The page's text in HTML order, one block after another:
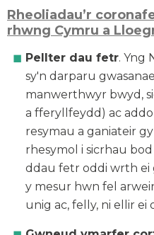
Rheoliadau’r
rhwng Cymru a
Pellter dau fetr. Yng
sy'n darparu
manwerthwyr bwyd,
a fferyllfeydd) ac
resymau a ganiateir
rhesymol i sicrhau
ddau fetr oddi wrth ei
y mesur hwn fel
unig ac, felly, ni ellir ei